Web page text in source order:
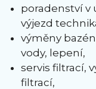
poradenství v
výjezd
výměny
vody, lepení,
servis filtrací,
filtrací,